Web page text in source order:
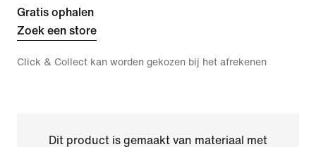
Gratis ophalen
Zoek een store
Click & Collect kan worden gekozen bij het afrekenen
Dit product is gemaakt van materiaal met